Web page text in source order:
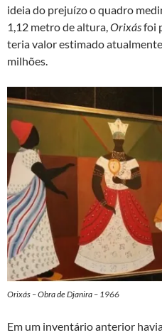
ideia do prejuízo o quadro
1,12 metro de altura,Orixásfoi
teria valor estimado
milhões.
Orixás – Obra de Djanira – 1966
Em um inventário anterior